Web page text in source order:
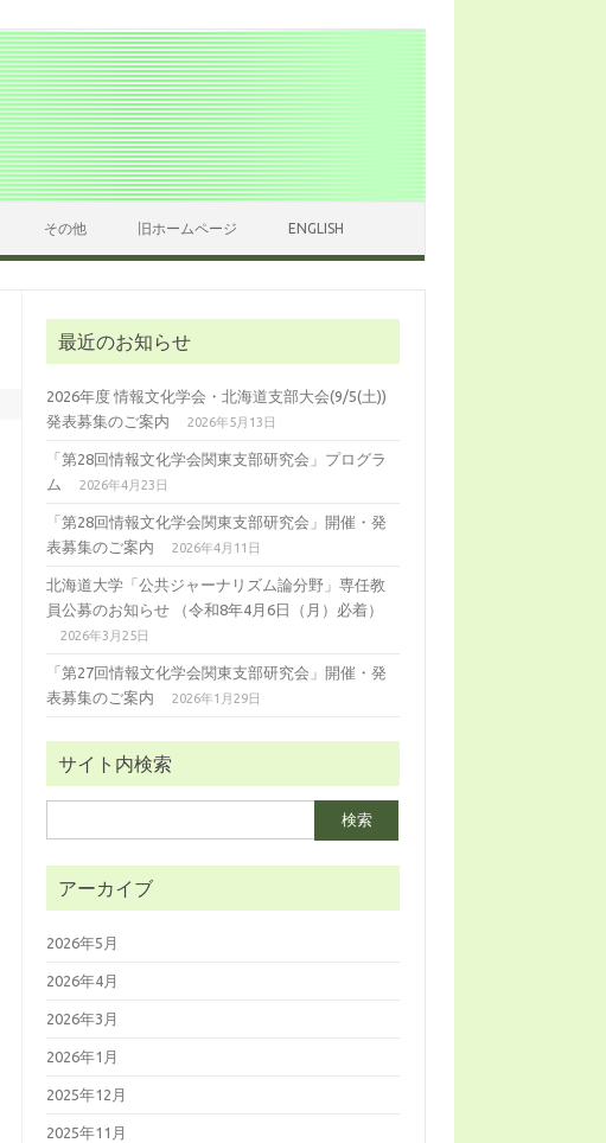
その他 旧ホームページ ENGLISH
最近のお知らせ
2026年度 情報文化学会・北海道支部大会(9/5(土))
発表募集のご案内
2026年5月13日
「第28回情報文化学会関東支部研究会」プログラ
ム
2026年4月23日
「第28回情報文化学会関東支部研究会」開催・発
表募集のご案内
2026年4月11日
北海道大学「公共ジャーナリズム論分野」専任教
員公募のお知らせ （令和8年4月6日（月）必着）
2026年3月25日
「第27回情報文化学会関東支部研究会」開催・発
表募集のご案内
2026年1月29日
サイト内検索
索:
アーカイブ
2026年5月
2026年4月
2026年3月
2026年1月
2025年12月
2025年11月